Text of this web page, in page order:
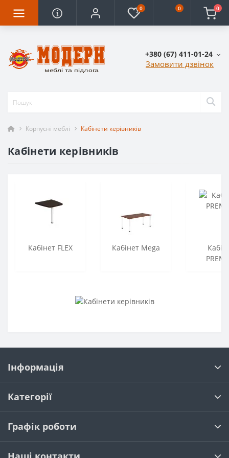
0 0 0
+380 (67) 411-01-24
Замовити дзвінок
Корпусні меблі Кабінети керівників
Кабінети керівників
Кабінет FLEX Кабінет Mega
Інформація
Категорії
Графік роботи